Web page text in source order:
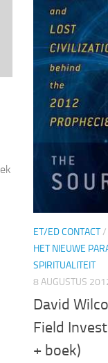
ET/ED CONTACT/
HET NIEUWE
SPIRITUALITEIT
8 AUGUSTUS
David
Field
+ boek)